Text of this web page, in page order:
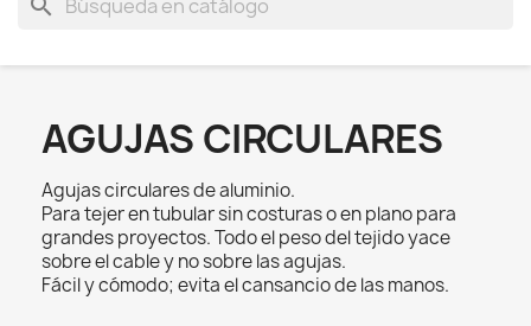
AGUJAS CIRCULARES
Agujas circulares de aluminio.
Para tejer en tubular sin costuras o en plano para
grandes proyectos. Todo el peso del tejido yace
sobre el cable y no sobre las agujas.
Fácil y cómodo; evita el cansancio de las manos.